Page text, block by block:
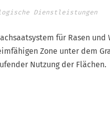
Dienstleistungen
für Rasen und
Zone unter dem
Nutzung der Flächen.